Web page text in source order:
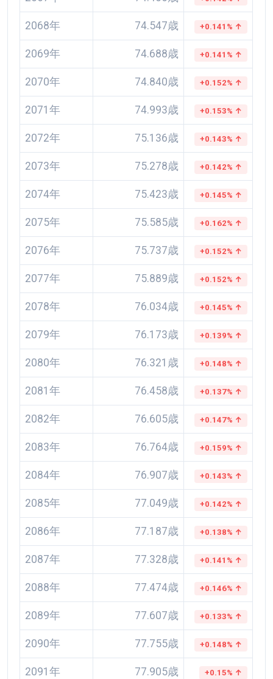
2068年 74.547歳 +0.141% ↑
2069年 74.688歳 +0.141% ↑
2070年 74.840歳 +0.152% ↑
2071年 74.993歳 +0.153% ↑
2072年 75.136歳 +0.143% ↑
2073年 75.278歳 +0.142% ↑
2074年 75.423歳 +0.145% ↑
2075年 75.585歳 +0.162% ↑
2076年 75.737歳 +0.152% ↑
2077年 75.889歳 +0.152% ↑
2078年 76.034歳 +0.145% ↑
2079年 76.173歳 +0.139% ↑
2080年 76.321歳 +0.148% ↑
2081年 76.458歳 +0.137% ↑
2082年 76.605歳 +0.147% ↑
2083年 76.764歳 +0.159% ↑
2084年 76.907歳 +0.143% ↑
2085年 77.049歳 +0.142% ↑
2086年 77.187歳 +0.138% ↑
2087年 77.328歳 +0.141% ↑
2088年 77.474歳 +0.146% ↑
2089年 77.607歳 +0.133% ↑
2090年 77.755歳 +0.148% ↑
2091年 77.905歳 +0.15% ↑